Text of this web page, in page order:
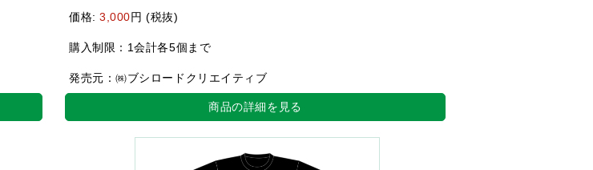
価格:3,000円 (税抜)
購入制限：1会計各5個まで
発売元：㈱ブシロードクリエイティブ
商品の詳細を見る